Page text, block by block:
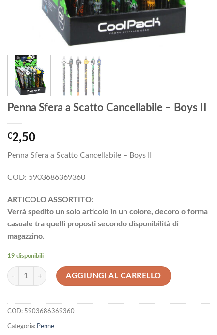
Penna Sfera a Scatto Cancellabile – Boys II
€2,50
Penna Sfera a Scatto Cancellabile – Boys II
COD: 5903686369360
ARTICOLO ASSORTITO:
Verrà spedito un solo articolo in un colore, decoro o forma
casuale tra quelli proposti secondo disponibilità di
magazzino.
19 disponibili
Penna Sfera a Scatto Cancellabile - Boys II quantità
AGGIUNGI AL CARRELLO
COD: 5903686369360
Categoria: Penne